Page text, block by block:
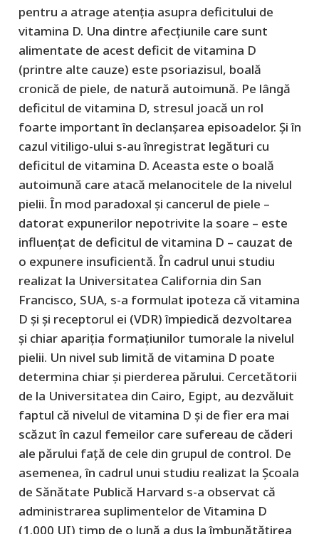
pentru a atrage atenția asupra deficitului de
vitamina D. Una dintre afecțiunile care sunt
alimentate de acest deficit de vitamina D
(printre alte cauze) este psoriazisul, boală
cronică de piele, de natură autoimună. Pe lângă
deficitul de vitamina D, stresul joacă un rol
foarte important în declanșarea episoadelor. Și în
cazul vitiligo-ului s-au înregistrat legături cu
deficitul de vitamina D. Aceasta este o boală
autoimună care atacă melanocitele de la nivelul
pielii. În mod paradoxal și cancerul de piele –
datorat expunerilor nepotrivite la soare – este
influențat de deficitul de vitamina D – cauzat de
o expunere insuficientă. În cadrul unui studiu
realizat la Universitatea California din San
Francisco, SUA, s-a formulat ipoteza că vitamina
D și și receptorul ei (VDR) împiedică dezvoltarea
și chiar apariția formațiunilor tumorale la nivelul
pielii. Un nivel sub limită de vitamina D poate
determina chiar și pierderea părului. Cercetătorii
de la Universitatea din Cairo, Egipt, au dezvăluit
faptul că nivelul de vitamina D și de fier era mai
scăzut în cazul femeilor care sufereau de căderi
ale părului față de cele din grupul de control. De
asemenea, în cadrul unui studiu realizat la Școala
de Sănătate Publică Harvard s-a observat că
administrarea suplimentelor de Vitamina D
(1.000 UI) timp de o lună a dus la îmbunătățirea